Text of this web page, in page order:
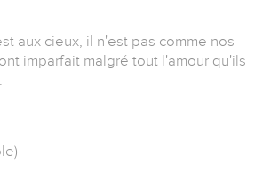
aux cieux, il n'est pas comme nos
imparfait malgré tout l'amour qu'ils